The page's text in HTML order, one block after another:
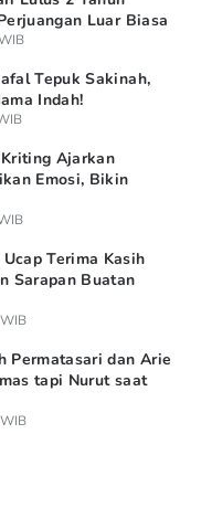
Luar Biasa
Tepuk Sakinah,
Indah!
Ajarkan
Emosi, Bikin
Terima Kasih
Sarapan Buatan
Permatasari dan Arie
tapi Nurut saat